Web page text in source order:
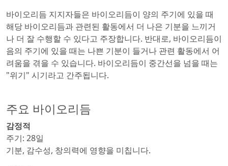
바이오리듬 지지자들은 바이오리듬이 양의 주기에 있을 때
해당 바이오리듬과 관련된 활동에서 더 나은 기분을 느끼거
나 더 잘 수행할 수 있다고 주장합니다. 반대로, 바이오리듬이
음의 주기에 있을 때는 나쁜 기분이 들거나 관련 활동에서 어
려움을 겪을 수 있습니다. 바이오리듬이 중간선을 넘을 때는
"위기" 시기라고 간주됩니다.
주요 바이오리듬
감정적
주기: 28일
기분, 감수성, 창의력에 영향을 미칩니다.